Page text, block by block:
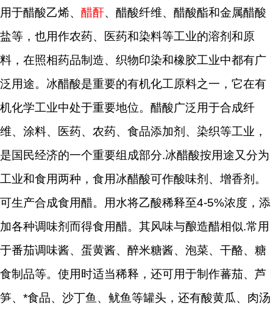
用于醋酸乙烯、 醋酐、醋酸纤维、醋酸酯和金属醋酸
盐等，也用作农药、医药和染料等工业的溶剂和原
料，在照相药品制造、织物印染和橡胶工业中都有广
泛用途。冰醋酸是重要的有机化工原料之一，它在有
机化学工业中处于重要地位。醋酸广泛用于合成纤
维、涂料、医药、农药、食品添加剂、染织等工业，
是国民经济的一个重要组成部分.冰醋酸按用途又分为
工业和食用两种，食用冰醋酸可作酸味剂、增香剂。
可生产合成食用醋。用水将乙酸稀释至4-5%浓度，添
加各种调味剂而得食用醋。其风味与酿造醋相似.常用
于番茄调味酱、蛋黄酱、醉米糖酱、泡菜、干酪、糖
食制品等。使用时适当稀释，还可用于制作蕃茄、芦
笋、*食品、沙丁鱼、鱿鱼等罐头，还有酸黄瓜、肉汤